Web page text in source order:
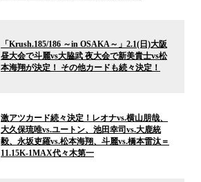
「Krush.185/186 ～in OSAKA～」2.1(日)大阪
昼大会で斗麗vs大脇武 夜大会で新美貴士vs松
本海翔が決定！ その他カードも続々決定！
激アツカード続々決定！レオナvs.横山朋哉、
大久保琉唯vs.ユートン、池田幸司vs.大鹿統
毅、永坂吏羅vs.松本海翔、斗麗vs.橋本雷汰＝
11.15K-1MAX代々木第一